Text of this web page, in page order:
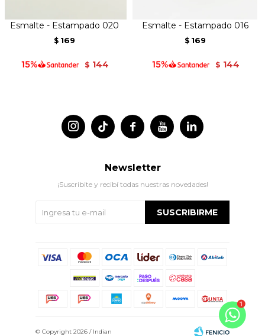
Esmalte - Estampado 020
$ 169
$ 144
Esmalte - Estampado 016
$ 169
$ 144
 
 
Newsletter
¡Suscribite y recibí todas nuestras novedades!
SUSCRIBIRME
© Copyright 2026 / Indian